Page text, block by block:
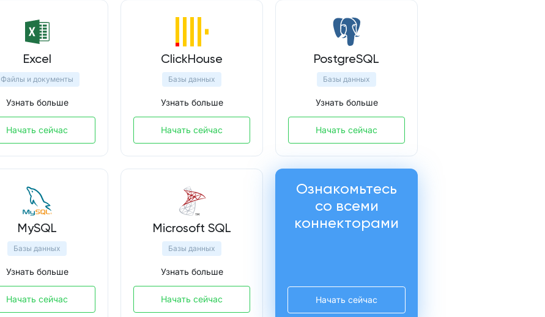
Excel
Файлы и документы
Узнать больше
Начать сейчас
ClickHouse
Базы данных
Узнать больше
Начать сейчас
PostgreSQL
Базы данных
Узнать больше
Начать сейчас
MySQL
Базы данных
Узнать больше
Начать сейчас
Microsoft SQL
Базы данных
Узнать больше
Начать сейчас
Ознакомьтесь
со всеми
коннекторами
Начать сейчас